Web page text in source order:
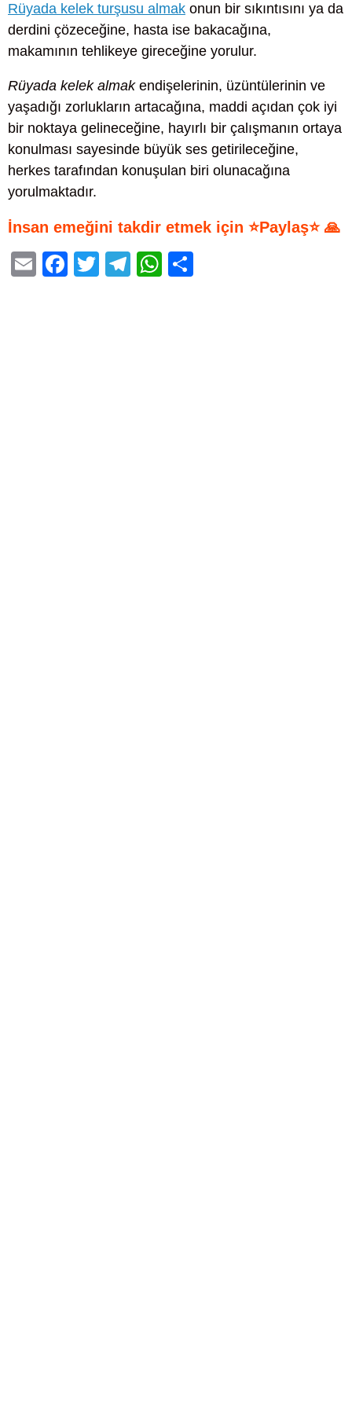
Rüyada kelek turşusu almak onun bir sıkıntısını ya da
derdini çözeceğine, hasta ise bakacağına,
makamının tehlikeye gireceğine yorulur.
Rüyada kelek almakendişelerinin, üzüntülerinin ve
yaşadığı zorlukların artacağına, maddi açıdan çok iyi
bir noktaya gelineceğine, hayırlı bir çalışmanın ortaya
konulması sayesinde büyük ses getirileceğine,
herkes tarafından konuşulan biri olunacağına
yorulmaktadır.
İnsan emeğini takdir etmek için ⭐Paylaş⭐ 🙏
E
F
T
T
W